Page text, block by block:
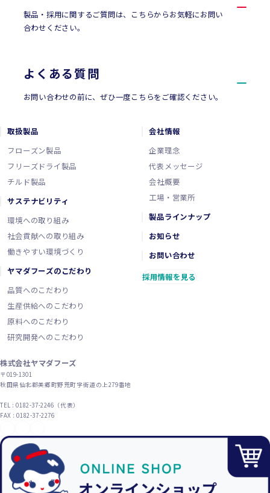
製品・採用に関するご質問は、こちらからお気軽にお問い
合わせください。
よくある質問
お問い合わせの前に、ぜひ一度こちらをご確認ください。
取扱製品
フローズン製品
フリーズドライ製品
チルド製品
サステナビリティ
環境への取り組み
社会貢献への取り組み
働きやすい環境づくり
ヤマダフーズのこだわり
品質へのこだわり
生産供給へのこだわり
原料へのこだわり
研究開発へのこだわり
会社情報
企業理念
代表メッセージ
会社概要
工場・営業所
製品ラインナップ
お知らせ
お問い合わせ
採用情報を見る
株式会社ヤマダフーズ
〒019-1301
秋田県仙北郡美郷町野荒町字街道の上279番地
TEL : 0182-37-2246（代表）
FAX : 0182-37-2276